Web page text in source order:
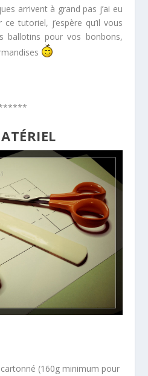
arrivent à grand pas j’ai eu
tutoriel, j’espère qu’il vous
ballotins pour vos bonbons,
(160g minimum pour